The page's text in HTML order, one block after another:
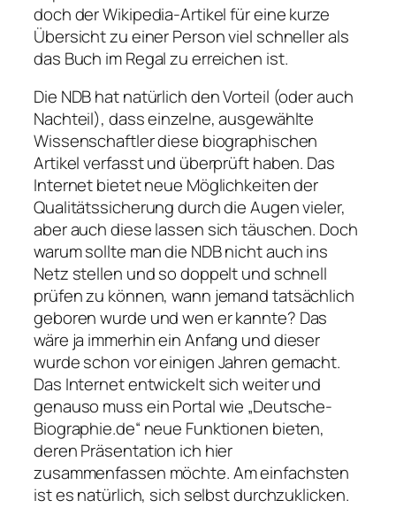
doch der Wikipedia-Artikel für eine kurze
Übersicht zu einer Person viel schneller als
das Buch im Regal zu erreichen ist.
Die NDB hat natürlich den Vorteil (oder auch
Nachteil), dass einzelne, ausgewählte
Wissenschaftler diese biographischen
Artikel verfasst und überprüft haben. Das
Internet bietet neue Möglichkeiten der
Qualitätssicherung durch die Augen vieler,
aber auch diese lassen sich täuschen. Doch
warum sollte man die NDB nicht auch ins
Netz stellen und so doppelt und schnell
prüfen zu können, wann jemand tatsächlich
geboren wurde und wen er kannte? Das
wäre ja immerhin ein Anfang und dieser
wurde schon vor einigen Jahren gemacht.
Das Internet entwickelt sich weiter und
genauso muss ein Portal wie „Deutsche-
Biographie.de“ neue Funktionen bieten,
deren Präsentation ich hier
zusammenfassen möchte. Am einfachsten
ist es natürlich, sich selbst durchzuklicken.